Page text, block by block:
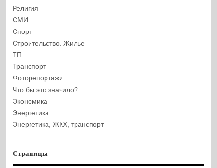
Религия
СМИ
Спорт
Строительство. Жилье
ТП
Транспорт
Фоторепортажи
Что бы это значило?
Экономика
Энергетика
Энергетика, ЖКХ, транспорт
Страницы